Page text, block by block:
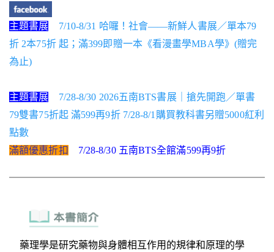
主題書展
7/10-8/31 哈囉！社會——新鮮人書展／單本79
折 2本75折 起；滿399即贈一本《看漫畫學MBA學》(贈完
為止)
主題書展
7/28-8/30 2026五南BTS書展｜搶先開跑／單書
79雙書75折起 滿599再9折 7/28-8/1購買教科書另贈5000紅利
點數
滿額優惠折扣
7/28-8/30 五南BTS全館滿599再9折